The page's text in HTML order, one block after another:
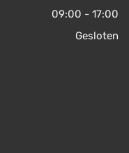
09:00 - 17:00
Gesloten